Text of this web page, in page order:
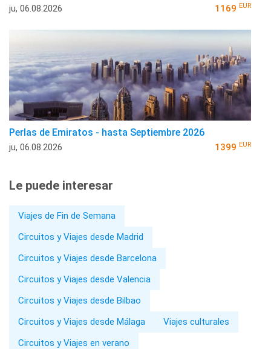
ju, 06.08.2026 1169 EUR
Perlas de Emiratos - hasta Septiembre 2026
ju, 06.08.2026 1399 EUR
Le puede interesar
Viajes de Fin de Semana
Circuitos y Viajes desde Madrid
Circuitos y Viajes desde Barcelona
Circuitos y Viajes desde Valencia
Circuitos y Viajes desde Bilbao
Circuitos y Viajes desde Málaga
Viajes culturales
Circuitos y Viajes en verano